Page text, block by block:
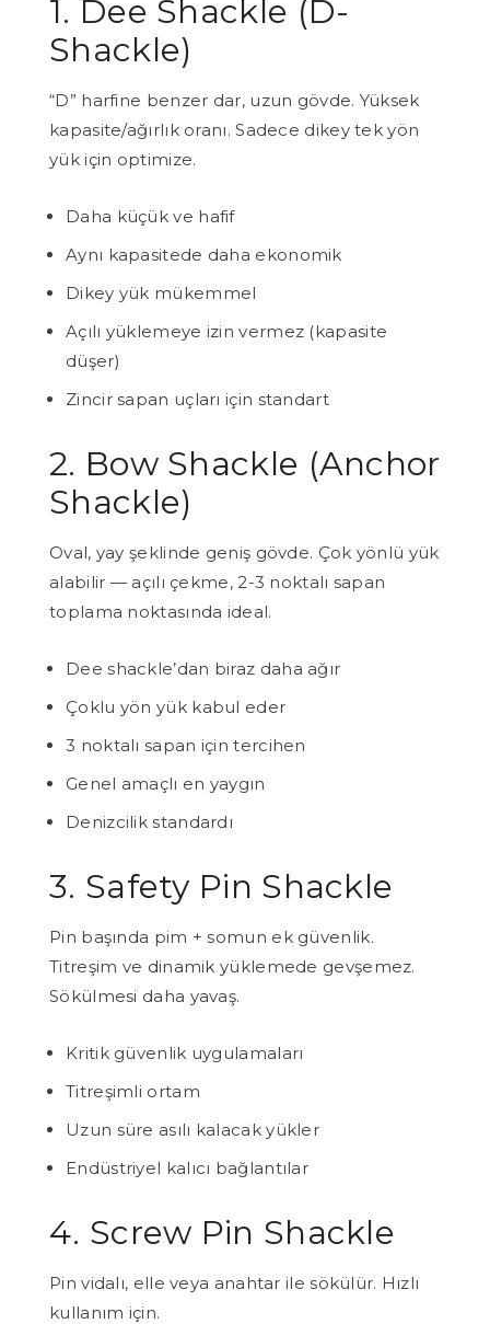
1. Dee Shackle (D-
Shackle)
“D” harfine benzer dar, uzun gövde. Yüksek
kapasite/ağırlık oranı. Sadece dikey tek yön
yük için optimize.
Daha küçük ve hafif
Aynı kapasitede daha ekonomik
Dikey yük mükemmel
Açılı yüklemeye izin vermez (kapasite
düşer)
Zincir sapan uçları için standart
2. Bow Shackle (Anchor
Shackle)
Oval, yay şeklinde geniş gövde. Çok yönlü yük
alabilir — açılı çekme, 2-3 noktalı sapan
toplama noktasında ideal.
Dee shackle’dan biraz daha ağır
Çoklu yön yük kabul eder
3 noktalı sapan için tercihen
Genel amaçlı en yaygın
Denizcilik standardı
3. Safety Pin Shackle
Pin başında pim + somun ek güvenlik.
Titreşim ve dinamik yüklemede gevşemez.
Sökülmesi daha yavaş.
Kritik güvenlik uygulamaları
Titreşimli ortam
Uzun süre asılı kalacak yükler
Endüstriyel kalıcı bağlantılar
4. Screw Pin Shackle
Pin vidalı, elle veya anahtar ile sökülür. Hızlı
kullanım için.